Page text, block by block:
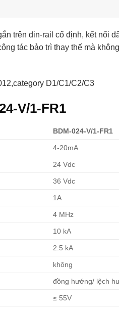
trên din-rail cố định, kết nối
tác bảo trì thay thế mà
D1/C1/C2/C3
V/1-FR1
BDM-024-V/1-FR1
4-20mA
24 Vdc
36 Vdc
1A
4 MHz
10 kA
2.5 kA
không
đồng hướng/ lệch
≤ 55V